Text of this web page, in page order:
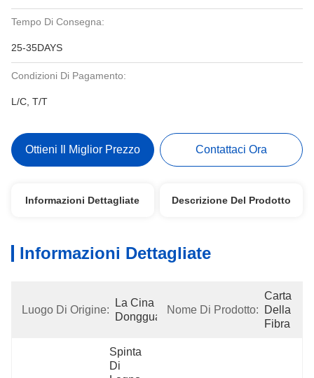
Tempo Di Consegna:
25-35DAYS
Condizioni Di Pagamento:
L/C, T/T
Ottieni Il Miglior Prezzo Contattaci Ora
Informazioni Dettagliate Descrizione Del Prodotto
Informazioni Dettagliate
Luogo Di Origine:
La Cina
Dongguan
Nome Di Prodotto:
Carta
Della
Fibra
Spinta
Di